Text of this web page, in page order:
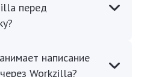
перед
написание
Workzilla?